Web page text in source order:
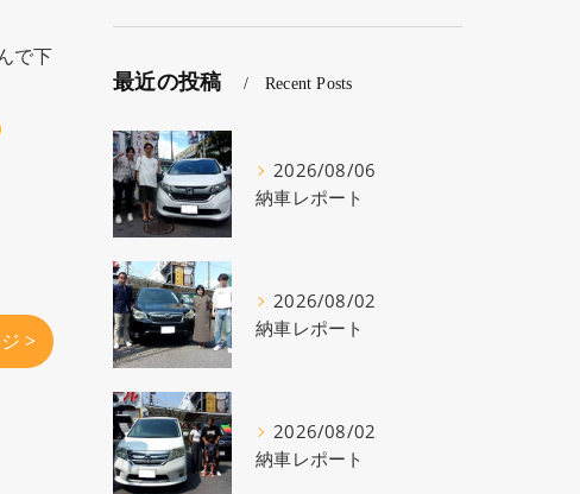
で下
>
最近の投稿 Recent Posts
2026/08/06
納車レポート
2026/08/02
納車レポート
2026/08/02
納車レポート